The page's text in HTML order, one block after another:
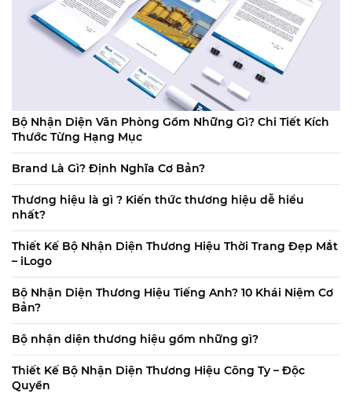
Bộ Nhận Diện Văn Phòng Gồm Những Gì? Chi Tiết Kích
Thước Từng Hạng Mục
Brand Là Gì? Định Nghĩa Cơ Bản?
Thương hiệu là gì ? Kiến thức thương hiệu dễ hiểu
nhất?
Thiết Kế Bộ Nhận Diện Thương Hiệu Thời Trang Đẹp Mắt
– iLogo
Bộ Nhận Diện Thương Hiệu Tiếng Anh? 10 Khái Niệm Cơ
Bản?
Bộ nhận diện thương hiệu gồm những gì?
Thiết Kế Bộ Nhận Diện Thương Hiệu Công Ty – Độc
Quyền